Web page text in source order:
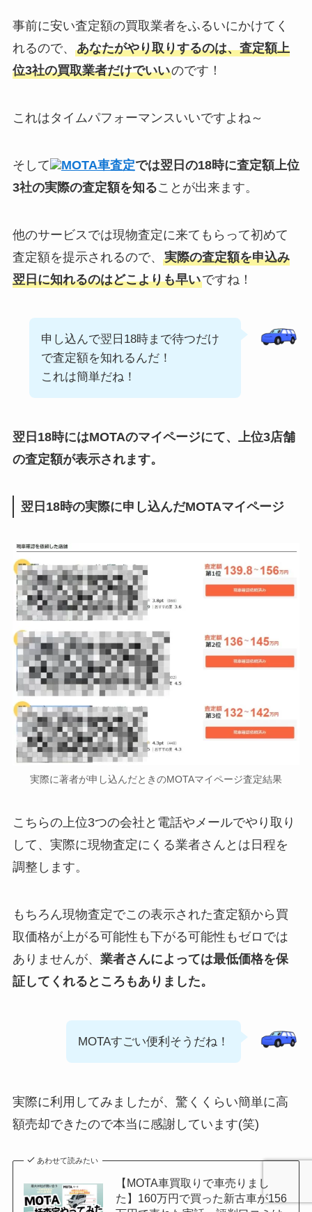
事前に安い査定額の買取業者をふるいにかけてく
れるので、 あなたがやり取りするのは、査定額上
位3社の買取業者だけでいいのです！
これはタイムパフォーマンスいいですよね～
そして MOTA車査定では翌日の18時に査定額上位
3社の実際の査定額を知ることが出来ます。
他のサービスでは現物査定に来てもらって初めて
査定額を提示されるので、 実際の査定額を申込み
翌日に知れるのはどこよりも早いですね！
申し込んで翌日18時まで待つだけ
で査定額を知れるんだ！
これは簡単だね！
翌日18時にはMOTAのマイページにて、上位3店舗
の査定額が表示されます。
翌日18時の実際に申し込んだMOTAマイページ
実際に著者が申し込んだときのMOTAマイページ査定結果
こちらの上位3つの会社と電話やメールでやり取り
して、実際に現物査定にくる業者さんとは日程を
調整します。
もちろん現物査定でこの表示された査定額から買
取価格が上がる可能性も下がる可能性もゼロでは
ありませんが、 業者さんによっては最低価格を保
証してくれるところもありました。
MOTAすごい便利そうだね！
実際に利用してみましたが、驚くくらい簡単に高
額売却できたので本当に感謝しています(笑)
あわせて読みたい
【MOTA車買取りで車売りまし
た】160万円で買った新古車が156